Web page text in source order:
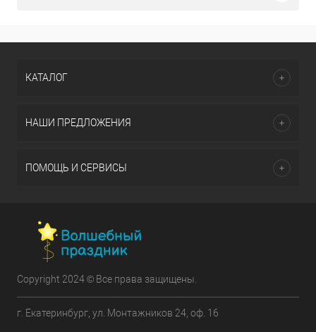
КАТАЛОГ
НАШИ ПРЕДЛОЖЕНИЯ
ПОМОЩЬ И СЕРВИСЫ
Copyright 2024 © Все права защищены.
г. Екатеринбург, ул. Монтажников 24, оф. 16